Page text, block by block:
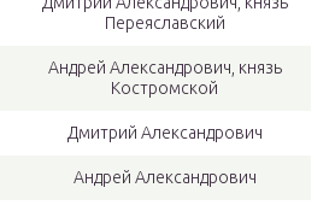
Переяславский
Андрей Александрович, князь
Костромской
Дмитрий Александрович
Андрей Александрович